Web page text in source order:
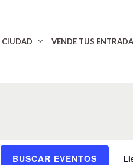
CIUDAD VENDE TUS
BUSCAR EVENTOS